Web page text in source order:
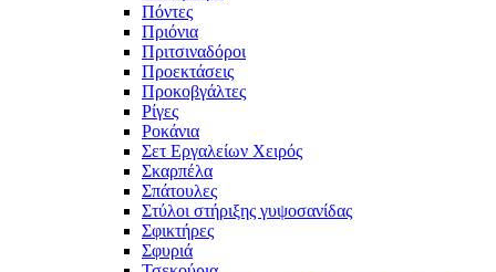
Πόντες
Πριόνια
Πριτσιναδόροι
Προεκτάσεις
Προκοβγάλτες
Ρίγες
Ροκάνια
Σετ Εργαλείων Χειρός
Σκαρπέλα
Σπάτουλες
Στύλοι στήριξης γυψοσανίδας
Σφικτήρες
Σφυριά